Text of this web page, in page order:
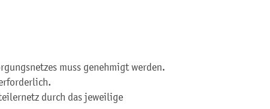
muss genehmigt werden.
durch das jeweilige